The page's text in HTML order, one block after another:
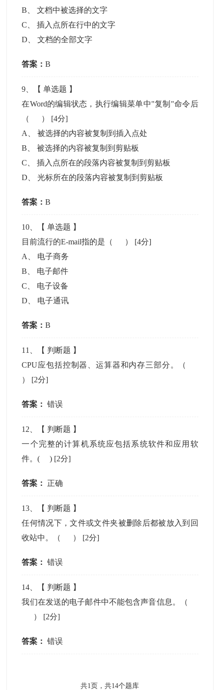
B 、文档中被选择的文字
C 、插入点所在行中的文字
D 、文档的全部文字
答案：B
9 、【单选题 】
在Word的编辑状态，执行编辑菜单中"复制"命令后
（ ） [4分]
A
、被选择的内容被复制到插入点处
B 、被选择的内容被复制到剪贴板
C 、插入点所在的段落内容被复制到剪贴板
D 、光标所在的段落内容被复制到剪贴板
答案：B
10 、【单选题 】
目前流行的E-mail指的是（ ） [4分]
A
电子商务
B
电子邮件
C
电子设备
D
电子通讯
答案：B
11 、【 判断题 】
CPU应包括控制器、运算器和内存三部分。（
） [2分]
答案： 错误
12 、【 判断题 】
一个完整的计算机系统应包括系统软件和应用软
件。( ) [2分]
答案： 正确
13 、【 判断题 】
任何情况下，文件或文件夹被删除后都被放入到回
收站中。（ ） [2分]
答案： 错误
14 、【 判断题 】
我们在发送的电子邮件中不能包含声音信息。（
） [2分]
答案： 错误
共1页，共14个题库